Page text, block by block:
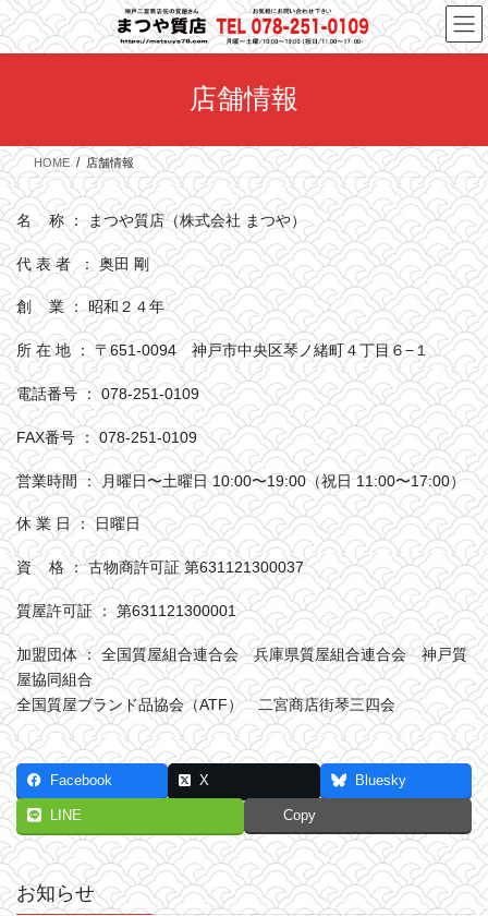
コ
ン
テ
ス
キ
ッ
プ
ナ
ビ
ゲ
ン
に
移
動
店舗情報
HOME 店舗情報
名 称 ： まつや質店（株式会社 まつや）
代 表 者 ： 奥田 剛
創 業 ： 昭和２４年
所 在 地 ： 〒651-0094 神戸市中央区琴ノ緒町４丁目６−１
電話番号 ： 078-251-0109
FAX番号 ： 078-251-0109
営業時間 ： 月曜日〜土曜日 10:00〜19:00（祝日 11:00〜17:00）
休 業 日 ： 日曜日
資 格 ： 古物商許可証 第631121300037
質屋許可証 ： 第631121300001
加盟団体 ： 全国質屋組合連合会 兵庫県質屋組合連合会 神戸質
屋協同組合
全国質屋ブランド品協会（ATF） 二宮商店街琴三四会
Facebook X Bluesky
LINE Copy
お知らせ